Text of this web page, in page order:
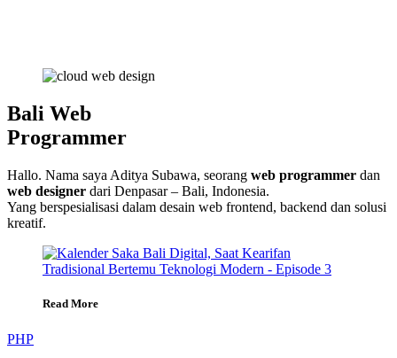
Bali Web
Programmer
Hallo. Nama saya Aditya Subawa, seorang web programmer dan
web designer dari Denpasar – Bali, Indonesia.
Yang berspesialisasi dalam desain web frontend, backend dan solusi
kreatif.
Read More
PHP